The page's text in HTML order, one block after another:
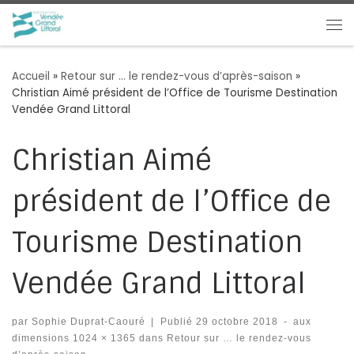
Passer au contenu
Accueil » Retour sur … le rendez-vous d’après-saison »
Christian Aimé président de l’Office de Tourisme Destination
Vendée Grand Littoral
Christian Aimé
président de l’Office de
Tourisme Destination
Vendée Grand Littoral
par Sophie Duprat-Caouré | Publié 29 octobre 2018 -
aux
dimensions 1024 × 1365 dans Retour sur … le rendez-vous